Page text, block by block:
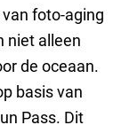
foto-aging
niet alleen
de oceaan.
basis van
Pass. Dit